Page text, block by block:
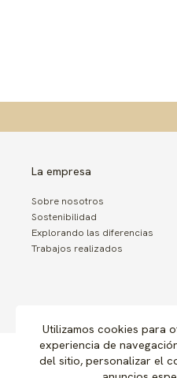
Utilizamos cookies para
experiencia de
del sitio, personalizar el
La empresa
Sobre nosotros
Sostenibilidad
Explorando las diferencias
Trabajos realizados